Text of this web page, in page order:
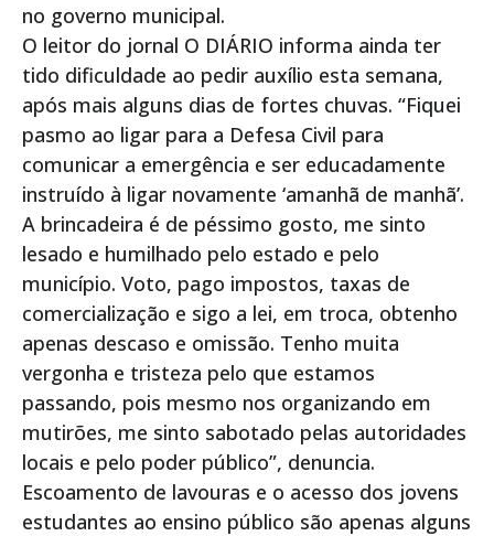
no governo municipal.
O leitor do jornal O DIÁRIO informa ainda ter
tido dificuldade ao pedir auxílio esta semana,
após mais alguns dias de fortes chuvas. “Fiquei
pasmo ao ligar para a Defesa Civil para
comunicar a emergência e ser educadamente
instruído à ligar novamente ‘amanhã de manhã’.
A brincadeira é de péssimo gosto, me sinto
lesado e humilhado pelo estado e pelo
município. Voto, pago impostos, taxas de
comercialização e sigo a lei, em troca, obtenho
apenas descaso e omissão. Tenho muita
vergonha e tristeza pelo que estamos
passando, pois mesmo nos organizando em
mutirões, me sinto sabotado pelas autoridades
locais e pelo poder público”, denuncia.
Escoamento de lavouras e o acesso dos jovens
estudantes ao ensino público são apenas alguns